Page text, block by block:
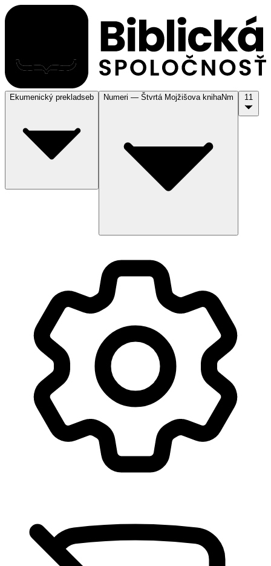
Ekumenický prekladseb Numeri — Štvrtá Mojžišova knihaNm